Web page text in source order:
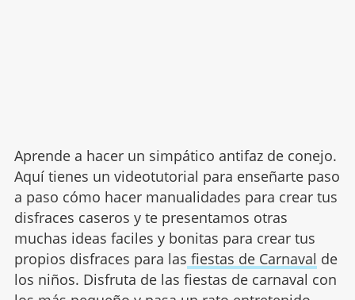
Aprende a hacer un simpático antifaz de conejo.
Aquí tienes un videotutorial para enseñarte paso
a paso cómo hacer manualidades para crear tus
disfraces caseros y te presentamos otras
muchas ideas faciles y bonitas para crear tus
propios disfraces para las fiestas de Carnaval de
los niños. Disfruta de las fiestas de carnaval con